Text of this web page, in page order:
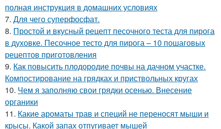
полная инструкция в домашних условиях
7. Для чего суперфосфат.
8. Простой и вкусный рецепт песочного теста для пирога
в духовке. Песочное тесто для пирога – 10 пошаговых
рецептов приготовления
9. Как повысить плодородие почвы на дачном участке.
Компостирование на грядках и приствольных кругах
10. Чем я заполняю свои грядки осенью. Внесение
органики
11. Какие ароматы трав и специй не переносят мыши и
крысы. Какой запах отпугивает мышей